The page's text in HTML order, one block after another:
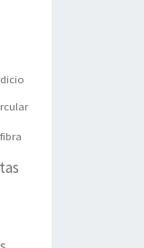
fibra